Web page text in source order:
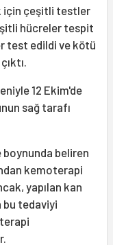
için çeşitli testler
hücreler tespit
test edildi ve kötü
12 Ekim'de
sağ tarafı
beliren
kemoterapi
yapılan kan
bu tedaviyi